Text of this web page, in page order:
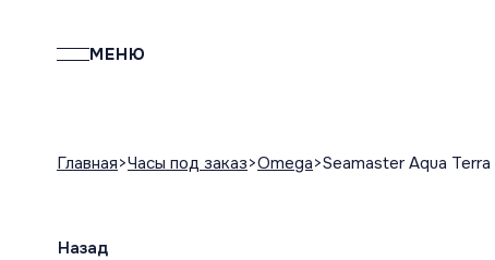
МЕНЮ
Главная Часы под заказ Omega Seamaster Aqua
Назад